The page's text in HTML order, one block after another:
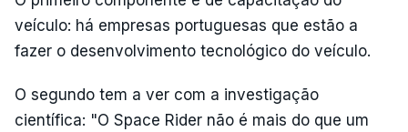
veículo: há empresas portuguesas que estão a
fazer o desenvolvimento tecnológico do veículo.
O segundo tem a ver com a investigação
científica: "O Space Rider não é mais do que um